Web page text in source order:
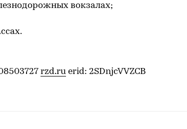
вокзалах;
rzd.ru erid: 2SDnjcVVZCB